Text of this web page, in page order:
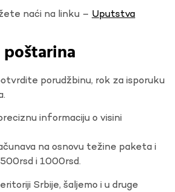
naći na linku – Uputstva
porudžbinu, rok za isporuku
informaciju o visini
na osnovu težine paketa i
i 1000rsd.
Srbije, šaljemo i u druge